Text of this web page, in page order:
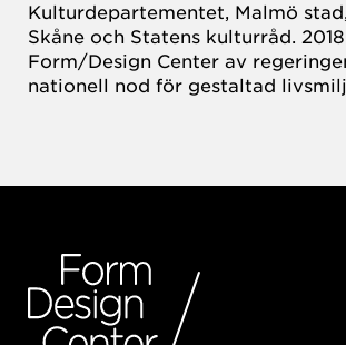
Kulturdepartementet, Malmö
Skåne och Statens kulturråd.
Form/Design Center av
nationell nod för gestaltad